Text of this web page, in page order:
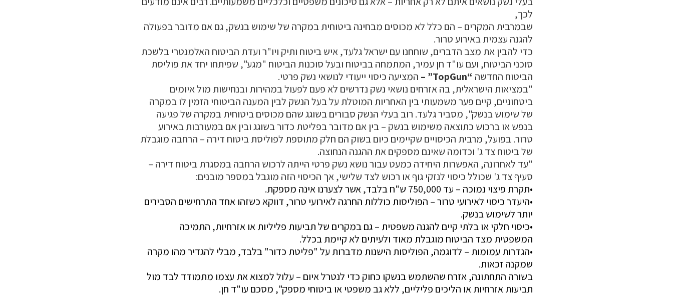
לכך,
שבמרבית המקרים – הם כלל לא מכוסים מבחינה ביטוחית במקרה של שימוש בנשק, גם אם מדובר בפעולה
להגנה עצמית באירוע טרור.
כדי להבין את מצב הדברים, שוחחנו עם ישראל גלעד, איש ביטוח ותיק ויו"ר ועדת הביטוח האלמנטרי בלשכת
סוכני הביטוח, ועם עו"ד חן עמיר, המתמחה בביטוח ובעל סוכנות הביטוח "מגע", שפיתחו יחד את פוליסת
הביטוח החדשה “TopGun” –
המציעה כיסוי ייעודי לנושאי נשק פרטי.
"במציאות הישראלית, בה אזרחים נושאי נשק נדרשים לא פעם לפעול במהירות ובנחישות מול איומים
ביטחוניים, קיים פער משמעותי בין האחריות המוטלת על בעל הנשק לבין המענה הביטוחי הזמין לו במקרה
של שימוש בנשק", מסביר גלעד. רוב בעלי הנשק סבורים בשוגג שהם מכוסים ביטוחית במקרה של פגיעה
בנפש או ברכוש כתוצאה משימוש בנשק – בין אם מדובר בפליטת כדור בשוגג ובין אם במעורבות באירוע
טרור. בפועל, מרבית הכיסויים שקיימים כיום בשוק הם חלק מתוספת לפוליסת ביטוח דירה – הרחבה מוגבלת
של ביטוח צד ג' וכדומה שאינם מספקים את ההגנה הנחוצה.
"עד לאחרונה, האפשרות היחידה כמעט עבור נושא נשק פרטי הייתה לרכוש הרחבה במסגרת ביטוח דירה –
סעיף צד ג' שכולל כיסוי לנזקי גוף או רכוש לצד שלישי, אך הכיסוי הזה מוגבל במספר מובנים:
•תקרת פיצוי נמוכה – עד 750,000 ש"ח בלבד, אשר לצערנו אינה מספקת.
•היעדר כיסוי לאירועי טרור – הפוליסות כוללות החרגה לאירועי טרור, דווקא כשזהו אחד התרחישים הסבירים
יותר לשימוש בנשק.
•כיסוי חלקי או בלתי קיים להגנה משפטית – גם במקרים של תביעות פליליות או אזרחיות, התמיכה
המשפטית מצד הביטוח מוגבלת מאוד ולעיתים לא קיימת בכלל.
•הגדרות עמומות – לדוגמה, הפוליסות הישנות מדברות על "פליטת כדור" בלבד, מבלי להגדיר מהו מקרה
שמקנה זכאות.
בשורה התחתונה, אזרח שהשתמש בנשקו כחוק כדי לנטרל איום – עלול למצוא את עצמו מתמודד לבד מול
תביעות אזרחיות או הליכים פליליים, ללא גב משפטי או ביטוחי מספק", מסכם עו"ד חן.